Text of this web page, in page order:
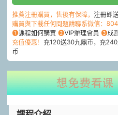
推薦注冊購買，售後有保障， 注冊即
購買與下載任何問題請聯系微信：
❶課程如何購買 ❷VIP辦理會員 ❸成
充值優惠！ 充120送30九鼎币，充
币